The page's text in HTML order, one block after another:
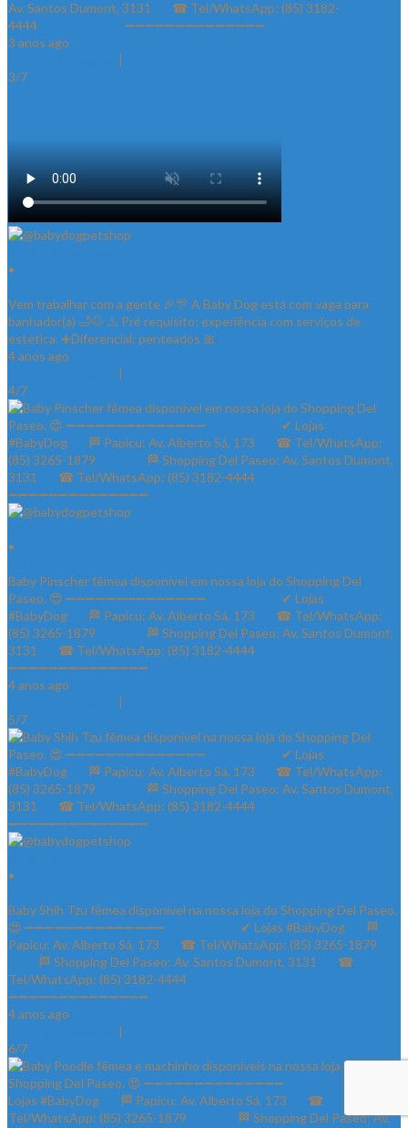
Av. Santos Dumont, 3131⠀⠀ ☎ Tel/WhatsApp: (85) 3182-
4444⠀⠀⠀⠀ ⠀⠀⠀⠀⠀ ➖➖➖➖➖➖➖➖➖➖➖➖➖➖
3 anos ago
|
3/7
•
Vem trabalhar com a gente 🎉🎊 A Baby Dog está com vaga para
banhador(a) 🛁🐶 ⚠️ Pré requisito: experiência com serviços de
estética. ➕Diferencial: penteados 🎀
4 anos ago
|
4/7
•
Baby Pinscher fêmea disponível em nossa loja do Shopping Del
Paseo. 😍 ➖➖➖➖➖➖➖➖➖➖➖➖➖➖ ⠀⠀⠀⠀⠀⠀⠀⠀✔ Lojas
#BabyDog⠀⠀ 🏁 Papicu: Av. Alberto Sá, 173⠀⠀ ☎ Tel/WhatsApp:
(85) 3265-1879⠀⠀ ⠀⠀⠀ 🏁 Shopping Del Paseo: Av. Santos Dumont,
3131⠀⠀ ☎ Tel/WhatsApp: (85) 3182-4444⠀⠀⠀⠀ ⠀⠀⠀⠀⠀
➖➖➖➖➖➖➖➖➖➖➖➖➖➖
4 anos ago
|
5/7
•
Baby Shih Tzu fêmea disponível na nossa loja do Shopping Del Paseo.
😍 ➖➖➖➖➖➖➖➖➖➖➖➖➖➖ ⠀⠀⠀⠀⠀⠀⠀⠀✔ Lojas #BabyDog⠀⠀ 🏁
Papicu: Av. Alberto Sá, 173⠀⠀ ☎ Tel/WhatsApp: (85) 3265-1879⠀⠀
⠀⠀⠀ 🏁 Shopping Del Paseo: Av. Santos Dumont, 3131⠀⠀ ☎
Tel/WhatsApp: (85) 3182-4444⠀⠀⠀⠀ ⠀⠀⠀⠀⠀
➖➖➖➖➖➖➖➖➖➖➖➖➖➖
4 anos ago
|
6/7